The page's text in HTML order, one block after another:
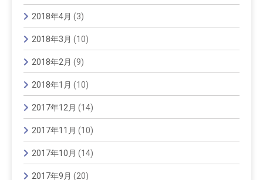
2018年4月 (3)
2018年3月 (10)
2018年2月 (9)
2018年1月 (10)
2017年12月 (14)
2017年11月 (10)
2017年10月 (14)
2017年9月 (20)